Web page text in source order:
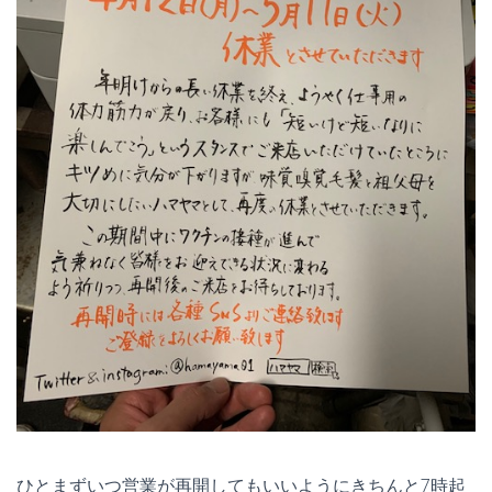
ひとまずいつ営業が再開してもいいようにきちんと7時起